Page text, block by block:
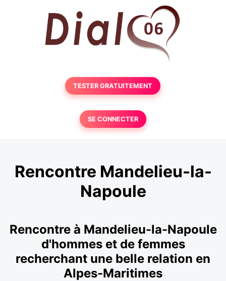
TESTER GRATUITEMENT
SE CONNECTER
Rencontre Mandelieu-la-
Napoule
Rencontre à Mandelieu-la-Napoule
d'hommes et de femmes
recherchant une belle relation en
Alpes-Maritimes